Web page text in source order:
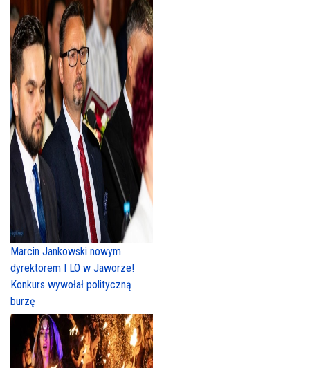
Marcin Jankowski nowym
dyrektorem I LO w Jaworze!
Konkurs wywołał polityczną
burzę